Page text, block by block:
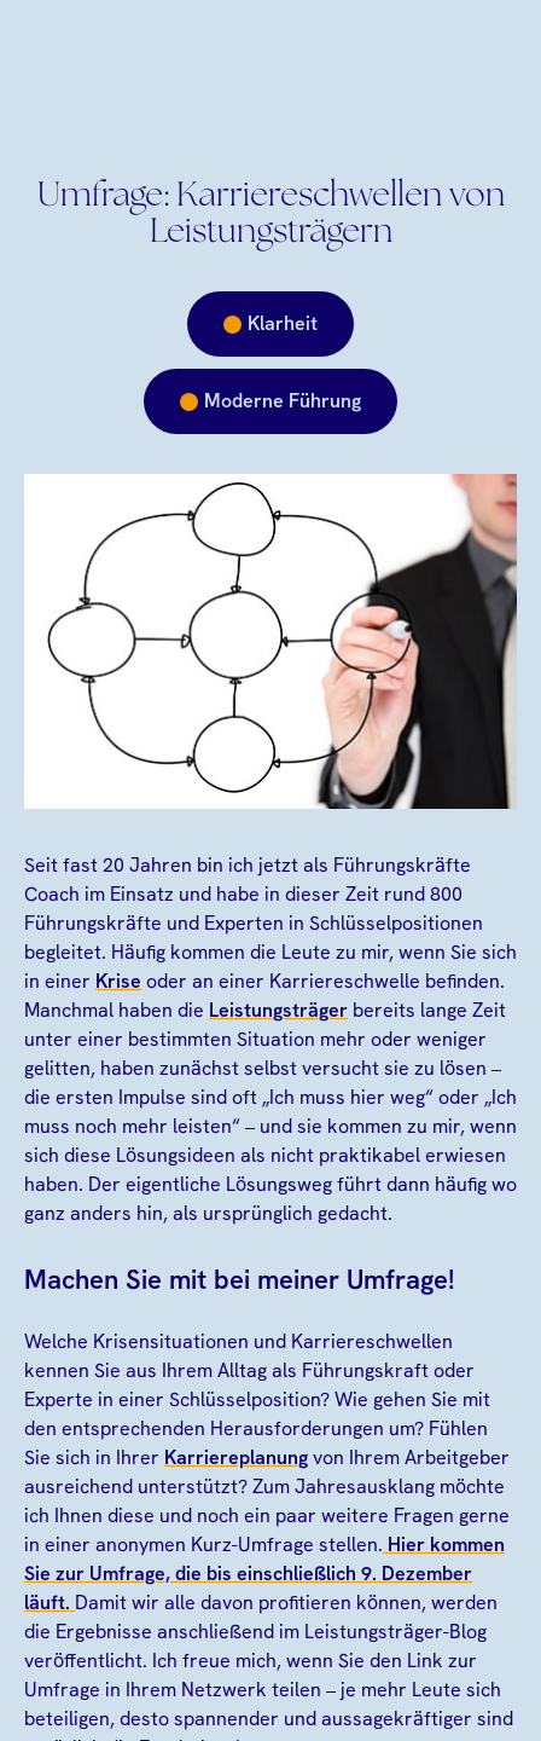
Umfrage: Karriereschwellen von
Leistungsträgern
Klarheit
Moderne Führung
Seit fast 20 Jahren bin ich jetzt als Führungskräfte
Coach im Einsatz und habe in dieser Zeit rund 800
Führungskräfte und Experten in Schlüsselpositionen
begleitet. Häufig kommen die Leute zu mir, wenn Sie sich
in einer Krise oder an einer Karriereschwelle befinden.
Manchmal haben die Leistungsträger bereits lange Zeit
unter einer bestimmten Situation mehr oder weniger
gelitten, haben zunächst selbst versucht sie zu lösen –
die ersten Impulse sind oft „Ich muss hier weg“ oder „Ich
muss noch mehr leisten“ – und sie kommen zu mir, wenn
sich diese Lösungsideen als nicht praktikabel erwiesen
haben. Der eigentliche Lösungsweg führt dann häufig wo
ganz anders hin, als ursprünglich gedacht.
Machen Sie mit bei meiner Umfrage!
Welche Krisensituationen und Karriereschwellen
kennen Sie aus Ihrem Alltag als Führungskraft oder
Experte in einer Schlüsselposition? Wie gehen Sie mit
den entsprechenden Herausforderungen um? Fühlen
Sie sich in Ihrer Karriereplanungvon Ihrem Arbeitgeber
ausreichend unterstützt? Zum Jahresausklang möchte
ich Ihnen diese und noch ein paar weitere Fragen gerne
in einer anonymen Kurz-Umfrage stellen. Hier kommen
Sie zur Umfrage, die bis einschließlich 9. Dezember
läuft. Damit wir alle davon profitieren können, werden
die Ergebnisse anschließend im Leistungsträger-Blog
veröffentlicht. Ich freue mich, wenn Sie den Link zur
Umfrage in Ihrem Netzwerk teilen – je mehr Leute sich
beteiligen, desto spannender und aussagekräftiger sind